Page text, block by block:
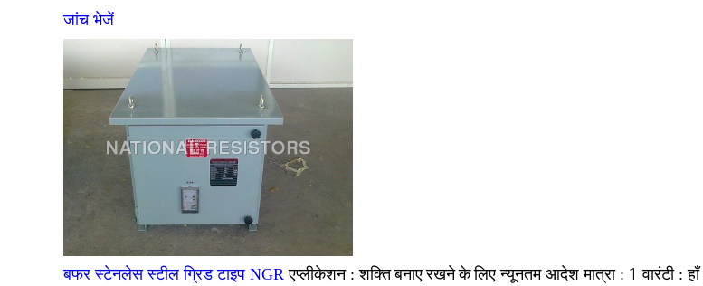
जांच भेजें
बफर स्टेनलेस स्टील ग्रिड टाइप NGR एप्लीकेशन :शक्ति बनाए रखने के लिए न्यूनतम आदेश मात्रा : 1 वारंटी :हाँ